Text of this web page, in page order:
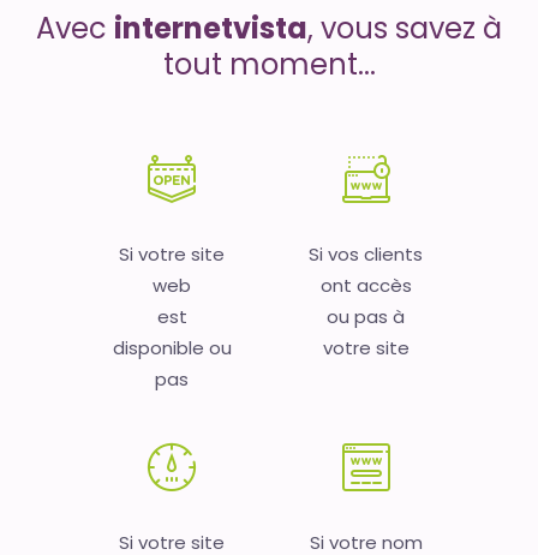
Avec internetvista, vous savez à
tout moment...
Si votre site
web
est
disponible ou
pas
Si vos clients
ont accès
ou pas à
votre site
Si votre site
Si votre nom